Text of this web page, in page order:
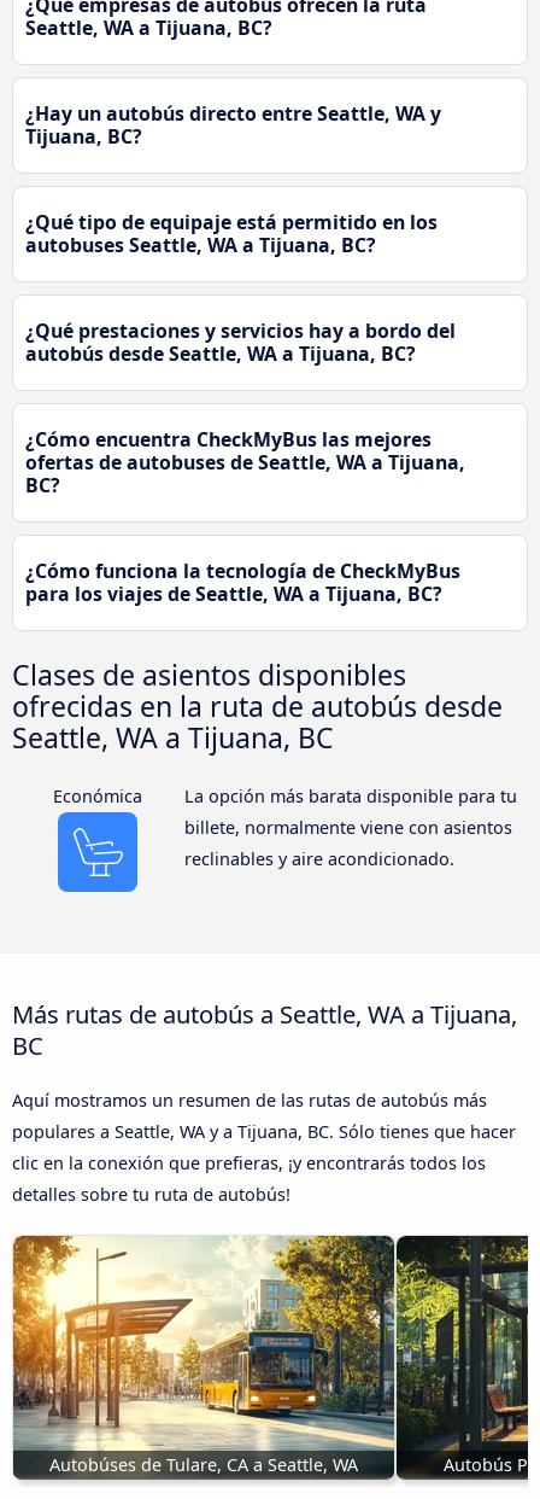
Seattle, WA a Tijuana, BC?
¿Hay un autobús directo entre Seattle, WA y
Tijuana, BC?
¿Qué tipo de equipaje está permitido en los
autobuses Seattle, WA a Tijuana, BC?
¿Qué prestaciones y servicios hay a bordo del
autobús desde Seattle, WA a Tijuana, BC?
¿Cómo encuentra CheckMyBus las mejores
ofertas de autobuses de Seattle, WA a Tijuana,
BC?
¿Cómo funciona la tecnología de CheckMyBus
para los viajes de Seattle, WA a Tijuana, BC?
Clases de asientos disponibles
ofrecidas en la ruta de autobús desde
Seattle, WA a Tijuana, BC
Económica
La opción más barata disponible para tu
billete, normalmente viene con asientos
reclinables y aire acondicionado.
Más rutas de autobús a Seattle, WA a Tijuana,
BC
Aquí mostramos un resumen de las rutas de autobús más
populares a Seattle, WA y a Tijuana, BC. Sólo tienes que hacer
clic en la conexión que prefieras, ¡y encontrarás todos los
detalles sobre tu ruta de autobús!
Autobúses de Tulare, CA a Seattle, WA Autobús